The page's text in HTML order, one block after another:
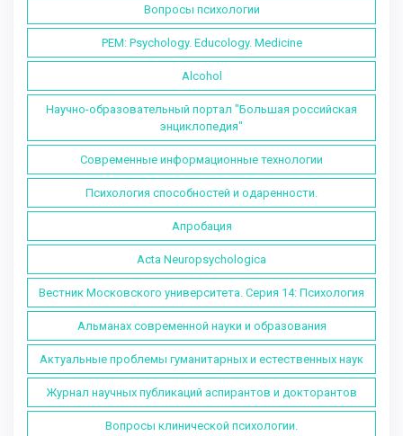
Вопросы психологии
PEM: Psychology. Educology. Medicine
Alcohol
Научно-образовательный портал "Большая российская
энциклопедия"
Современные информационные технологии
Психология способностей и одаренности.
Апробация
Acta Neuropsychologica
Вестник Московского университета. Серия 14: Психология
Альманах современной науки и образования
Актуальные проблемы гуманитарных и естественных наук
Журнал научных публикаций аспирантов и докторантов
Вопросы клинической психологии.